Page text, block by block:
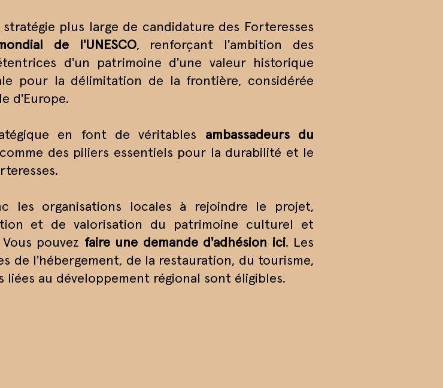
plus large de candidature des Forteresses
de l'UNESCO, renforçant l'ambition des
d'un patrimoine d'une valeur historique
pour la délimitation de la frontière, considérée
d'Europe.
en font de véritables ambassadeurs du
des piliers essentiels pour la durabilité et le
les organisations locales à rejoindre le projet,
et de valorisation du patrimoine culturel et
pouvez faire une demande d'adhésion ici. Les
de l'hébergement, de la restauration, du tourisme,
au développement régional sont éligibles.